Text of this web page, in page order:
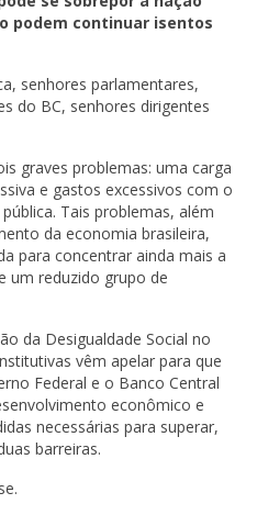
podem continuar isentos
senhores parlamentares,
do BC, senhores dirigentes
graves problemas: uma carga
e gastos excessivos com o
Tais problemas, além
da economia brasileira,
para concentrar ainda mais a
um reduzido grupo de
da Desigualdade Social no
vêm apelar para que
Federal e o Banco Central
econômico e
necessárias para superar,
barreiras.